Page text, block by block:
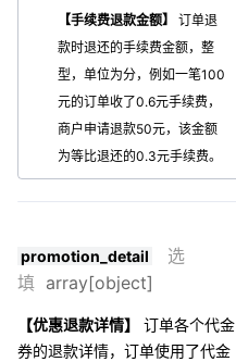
【手续费退款金额】
订单退
款时退还的手续费金额，整
型，单位为分，例如一笔100
元的订单收了0.6元手续费，
商户申请退款50元，该金额
为等比退还的0.3元手续费。
promotion_detail
选
填 array[object]
【优惠退款详情】
订单各个代金
券的退款详情，订单使用了代金